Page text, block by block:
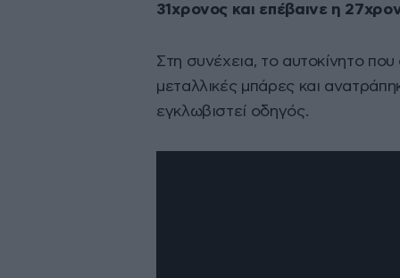
31χρονος και επέβαινε η
Στη συνέχεια, το αυτοκίνητο
μεταλλικές μπάρες και
εγκλωβιστεί οδηγός.